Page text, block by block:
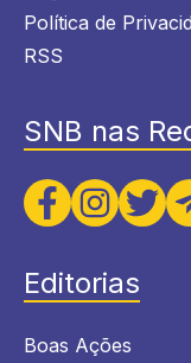
Política de
RSS
SNB nas
Editorias
Boas Ações